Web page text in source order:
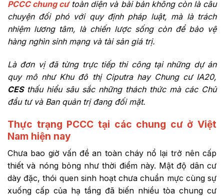
PCCC chung cưtoàn diện và bài bản không còn là câu
chuyện đối phó với quy định pháp luật, mà là trách
nhiệm lương tâm, là chiến lược sống còn để bảo vệ
hàng nghìn sinh mạng và tài sản giá trị.
Là đơn vị đã từng trực tiếp thi công tại những dự án
quy mô như Khu đô thị Ciputra hay Chung cư IA20,
CESthấu hiểu sâu sắc những thách thức mà các Chủ
đầu tư và Ban quản trị đang đối mặt.
Thực trạng PCCC tại các chung cư ở Việt
Nam hiện nay
Chưa bao giờ vấn đề an toàn cháy nổ lại trở nên cấp
thiết và nóng bỏng như thời điểm này. Mật độ dân cư
dày đặc, thói quen sinh hoạt chưa chuẩn mực cùng sự
xuống cấp của hạ tầng đã biến nhiều tòa chung cư